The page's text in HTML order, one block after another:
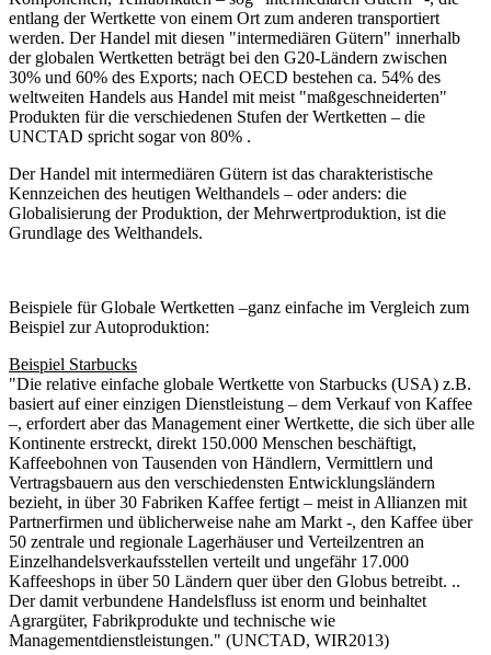
entlang der Wertkette von einem Ort zum anderen transportiert
werden. Der Handel mit diesen "intermediären Gütern" innerhalb
der globalen Wertketten beträgt bei den G20-Ländern zwischen
30% und 60% des Exports; nach OECD bestehen ca. 54% des
weltweiten Handels aus Handel mit meist "maßgeschneiderten"
Produkten für die verschiedenen Stufen der Wertketten – die
UNCTAD spricht sogar von 80% .
Der Handel mit intermediären Gütern ist das charakteristische
Kennzeichen des heutigen Welthandels – oder anders: die
Globalisierung der Produktion, der Mehrwertproduktion, ist die
Grundlage des Welthandels.
Beispiele für Globale Wertketten –ganz einfache im Vergleich zum
Beispiel zur Autoproduktion:
Beispiel Starbucks
"Die relative einfache globale Wertkette von Starbucks (USA) z.B.
basiert auf einer einzigen Dienstleistung – dem Verkauf von Kaffee
–, erfordert aber das Management einer Wertkette, die sich über alle
Kontinente erstreckt, direkt 150.000 Menschen beschäftigt,
Kaffeebohnen von Tausenden von Händlern, Vermittlern und
Vertragsbauern aus den verschiedensten Entwicklungsländern
bezieht, in über 30 Fabriken Kaffee fertigt – meist in Allianzen mit
Partnerfirmen und üblicherweise nahe am Markt -, den Kaffee über
50 zentrale und regionale Lagerhäuser und Verteilzentren an
Einzelhandelsverkaufsstellen verteilt und ungefähr 17.000
Kaffeeshops in über 50 Ländern quer über den Globus betreibt. ..
Der damit verbundene Handelsfluss ist enorm und beinhaltet
Agrargüter, Fabrikprodukte und technische wie
Managementdienstleistungen." (UNCTAD, WIR2013)